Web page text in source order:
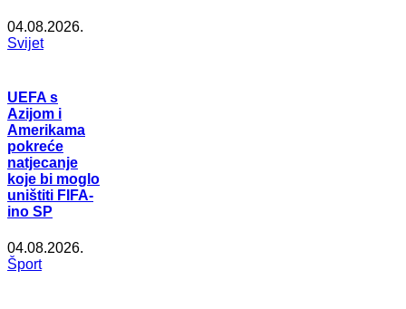
04.08.2026.
Svijet
UEFA s
Azijom i
Amerikama
pokreće
natjecanje
koje bi moglo
uništiti FIFA-
ino SP
04.08.2026.
Šport